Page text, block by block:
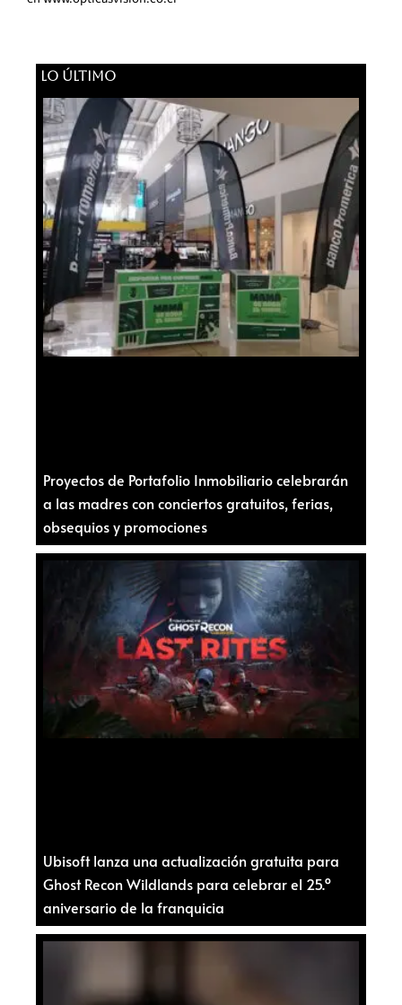
LO ÚLTIMO
Proyectos de Portafolio Inmobiliario celebrarán
a las madres con conciertos gratuitos, ferias,
obsequios y promociones
Ubisoft lanza una actualización gratuita para
Ghost Recon Wildlands para celebrar el 25.º
aniversario de la franquicia